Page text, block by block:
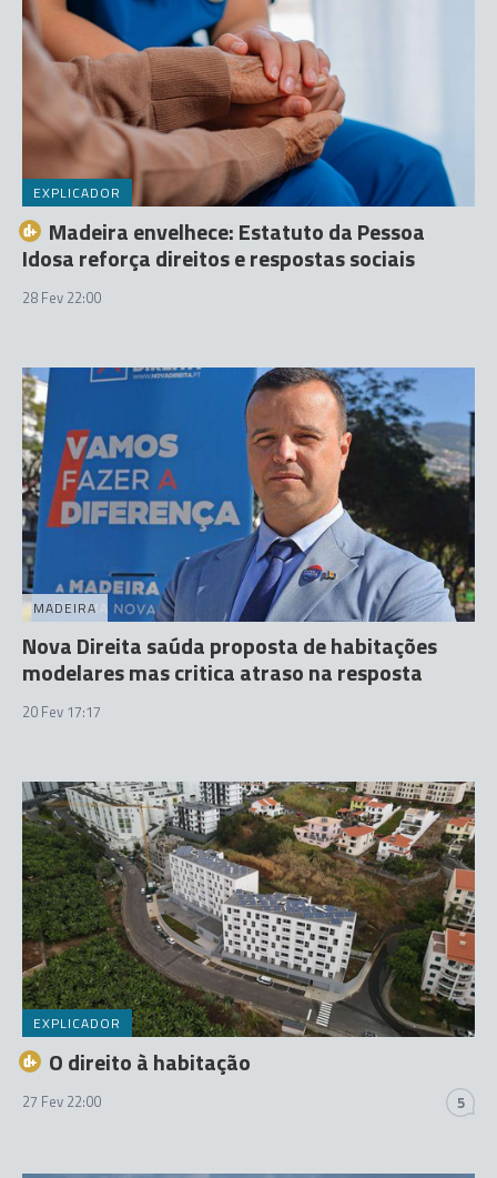
EXPLICADOR
Madeira envelhece: Estatuto da Pessoa
Idosa reforça direitos e respostas sociais
28 Fev 22:00
MADEIRA
Nova Direita saúda proposta de habitações
modelares mas critica atraso na resposta
20 Fev 17:17
EXPLICADOR
O direito à habitação
27 Fev 22:00 5